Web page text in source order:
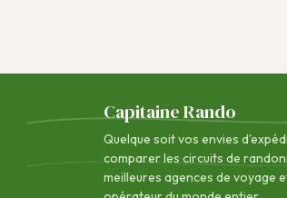
Capitaine Rando
Quelque soit vos envies
comparer les circuits de
meilleures agences de voyage